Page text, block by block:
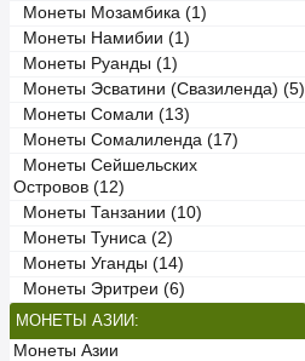
Монеты Мозамбика (1)
Монеты Намибии (1)
Монеты Руанды (1)
Монеты Эсватини (Свазиленда) (5)
Монеты Сомали (13)
Монеты Сомалиленда (17)
Монеты Сейшельских
Островов (12)
Монеты Танзании (10)
Монеты Туниса (2)
Монеты Уганды (14)
Монеты Эритреи (6)
МОНЕТЫ АЗИИ:
Монеты Азии